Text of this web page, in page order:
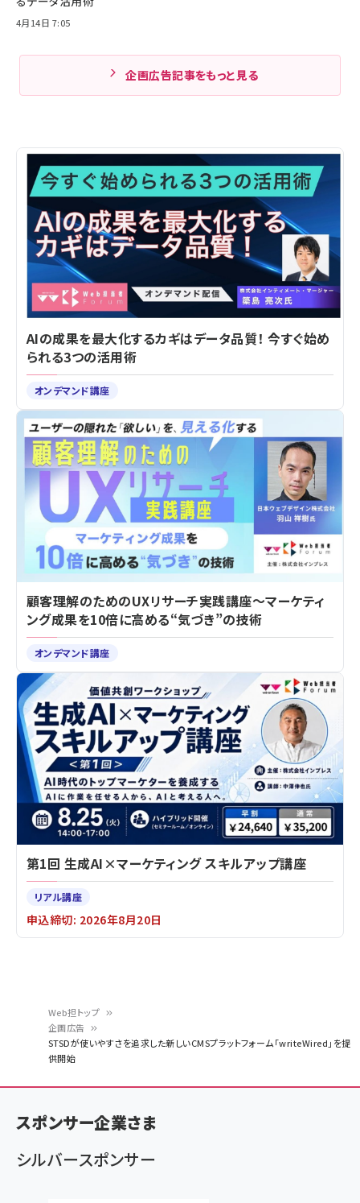
く
ず
Web担トップ
企画広告
STSDが使いやすさを追求した新しいCMSプラットフォーム「writeWired」を提
供開始
4月14日 7:05
企画広告記事をもっと見る
AIの成果を最大化するカギはデータ品質！ 今すぐ始め
られる3つの活用術
オンデマンド講座
顧客理解のためのUXリサーチ実践講座～マーケティ
ング成果を10倍に高める“気づき”の技術
オンデマンド講座
第1回 生成AI×マーケティング スキルアップ講座
リアル講座
申込締切: 2026年8月20日
スポンサー企業さま
シルバースポンサー